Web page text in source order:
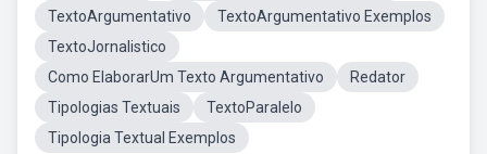
TextoArgumentativo
TextoArgumentativo Exemplos
TextoJornalistico
Como ElaborarUm Texto Argumentativo
Redator
Tipologias Textuais
TextoParalelo
Tipologia Textual Exemplos